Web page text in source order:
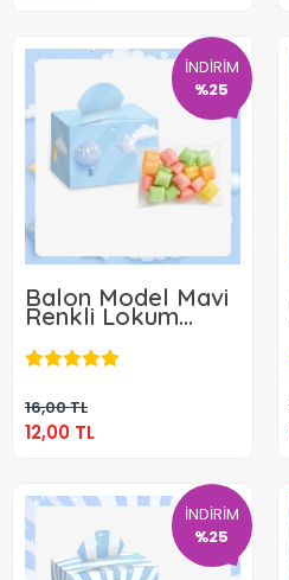
İNDİRİM
%25
Balon Model Mavi
Renkli Lokum
Kutusu ve Mevlüt
Şekeri
16,00 TL
12,00 TL
12,00 TL
İNDİRİM
%25